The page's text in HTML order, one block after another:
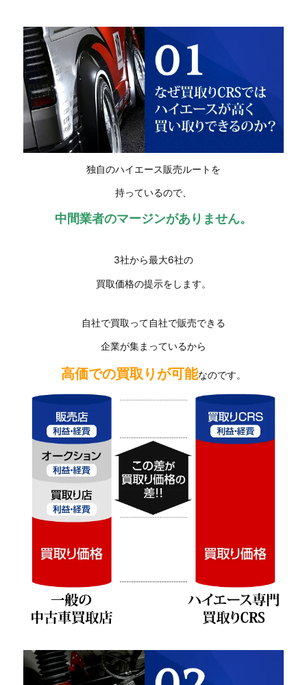
独自のハイエース販売ルートを
持っているので、
中間業者のマージンがありません。
3社から最大6社の
買取価格の提示をします。
自社で買取って自社で販売できる
企業が集まっているから
高価での買取りが可能なのです。